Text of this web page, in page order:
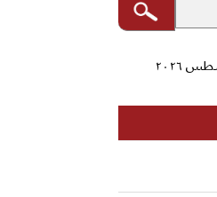
آخر تحديث للموقع: الجمعة ٠٧ أغسطس ٢٠٢٦